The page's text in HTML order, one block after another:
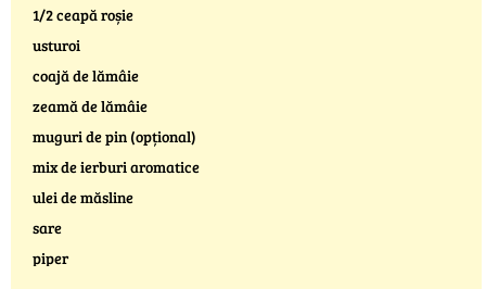
1/2 ceapă roșie
usturoi
coajă de lămâie
zeamă de lămâie
muguri de pin (opțional)
mix de ierburi aromatice
ulei de măsline
sare
piper